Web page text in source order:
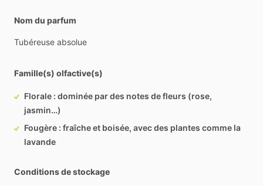
Nom du parfum
Tubéreuse absolue
Famille(s) olfactive(s)
Florale : dominée par des notes de fleurs (rose,
jasmin…)
Fougère : fraîche et boisée, avec des plantes comme la
lavande
Conditions de stockage